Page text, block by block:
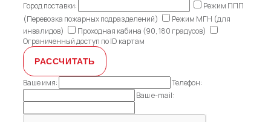
Город поставки:
Режим ППП
(Перевозка пожарных подразделений)
Режим МГН (для
инвалидов)
Проходная кабина (90, 180 градусов)
Ограниченный доступ по ID картам
Ваше имя:
Телефон:
Ваш e-mail: